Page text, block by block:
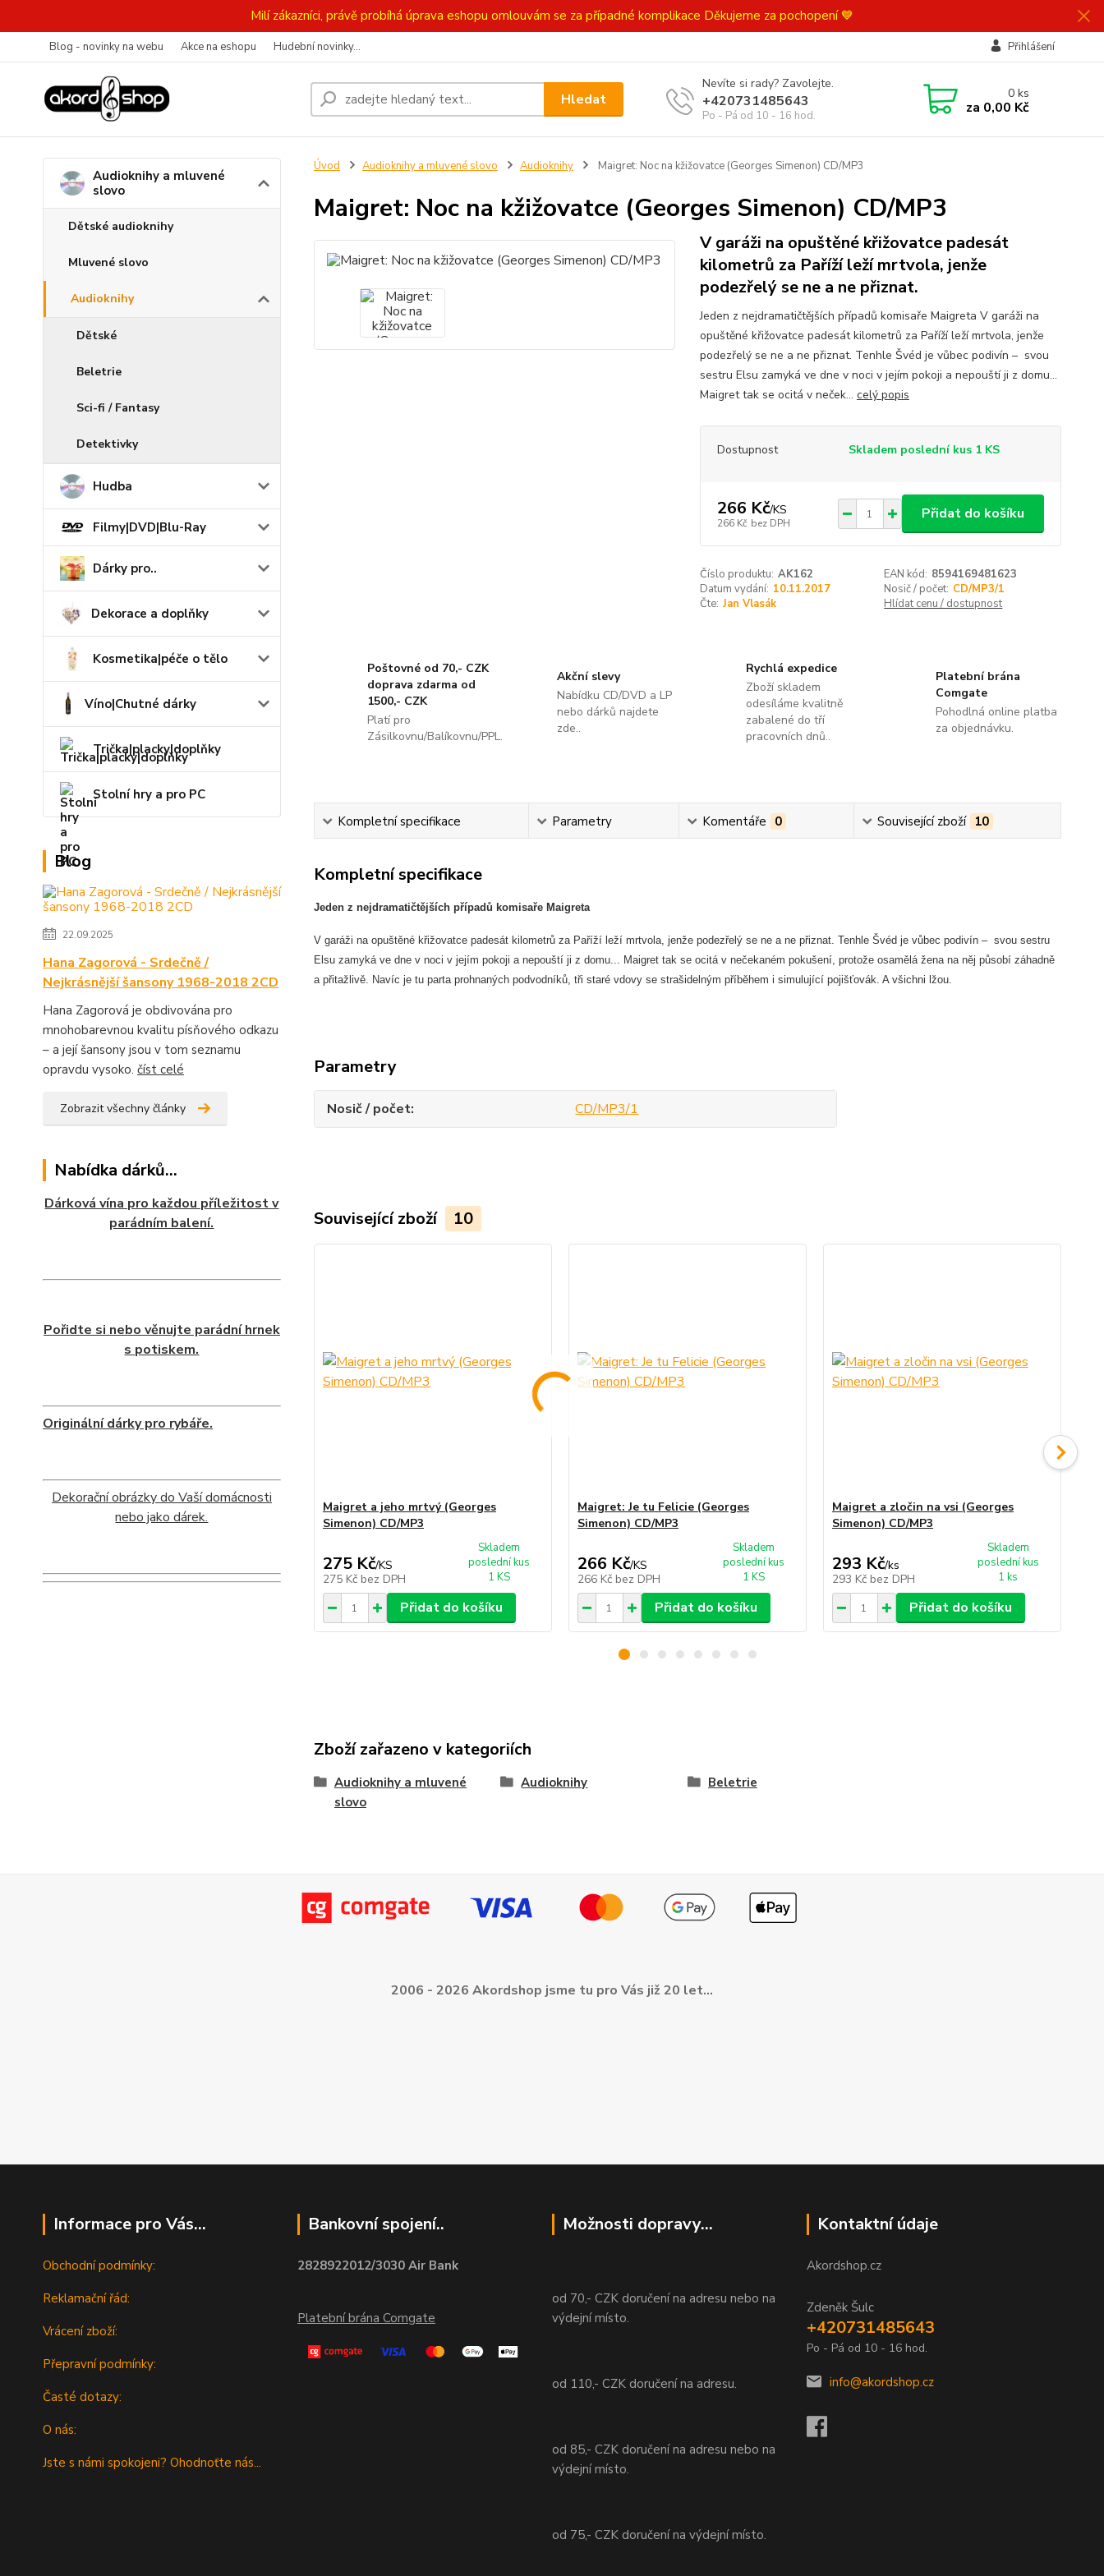
Milí zákazníci, právě probíhá úprava eshopu omlouvám se za případné komplikace Děkujeme za pochopení 💙
Blog - novinky na webu Akce na eshopu Hudební novinky... Přihlášení
Hledat
Nevíte si rady? Zavolejte.
+420731485643
Po - Pá od 10 - 16 hod.
0ks
za 0,00 Kč
Audioknihy a mluvené
slovo
Dětské audioknihy
Mluvené slovo
Audioknihy
Dětské
Beletrie
Sci-fi / Fantasy
Detektivky
Hudba
Filmy|DVD|Blu-Ray
Dárky pro..
Dekorace a doplňky
Kosmetika|péče o tělo
Víno|Chutné dárky
Trička|placky|doplňky
Stolní hry a pro PC
Blog
22.09.2025
Hana Zagorová - Srdečně /
Nejkrásnější šansony 1968-2018 2CD
Hana Zagorová je obdivována pro
mnohobarevnou kvalitu písňového odkazu
– a její šansony jsou v tom seznamu
opravdu vysoko. číst celé
Zobrazit všechny články
Nabídka dárků...
Dárková vína pro každou příležitost v
parádním balení.
Pořidte si nebo věnujte parádní hrnek
s potiskem.
Originální dárky pro rybáře.
Dekorační obrázky do Vaší domácnosti
nebo jako dárek.
Úvod Audioknihy a mluvené slovo Audioknihy Maigret: Noc na kžižovatce (Georges Simenon) CD/MP3
Maigret: Noc na kžižovatce (Georges Simenon) CD/MP3
V garáži na opuštěné křižovatce padesát
kilometrů za Paříží leží mrtvola, jenže
podezřelý se ne a ne přiznat.
Jeden z nejdramatičtějších případů komisaře Maigreta V garáži na
opuštěné křižovatce padesát kilometrů za Paříží leží mrtvola, jenže
podezřelý se ne a ne přiznat. Tenhle Švéd je vůbec podivín – svou
sestru Elsu zamyká ve dne v noci v jejím pokoji a nepouští ji z domu...
Maigret tak se ocitá v neček... celý popis
Dostupnost Skladem poslední kus 1 KS
266 Kč/KS
266 Kč bez DPH
Přidat do košíku
Číslo produktu: AK162 EAN kód: 8594169481623
Datum vydání: 10.11.2017 Nosič / počet: CD/MP3/1
Čte: Jan Vlasák Hlídat cenu / dostupnost
Poštovné od 70,- CZK
doprava zdarma od
1500,- CZK
Platí pro
Zásilkovnu/Balíkovnu/PPL.
Akční slevy
Nabídku CD/DVD a LP
nebo dárků najdete
zde..
Rychlá expedice
Zboží skladem
odesíláme kvalitně
zabalené do tří
pracovních dnů..
Platební brána
Comgate
Pohodlná online platba
za objednávku.
Kompletní specifikace Parametry Komentáře 0 Související zboží 10
Kompletní specifikace
Jeden z nejdramatičtějších případů komisaře Maigreta
V garáži na opuštěné křižovatce padesát kilometrů za Paříží leží mrtvola, jenže podezřelý se ne a ne přiznat. Tenhle Švéd je vůbec podivín – svou sestru
Elsu zamyká ve dne v noci v jejím pokoji a nepouští ji z domu... Maigret tak se ocitá v nečekaném pokušení, protože osamělá žena na něj působí záhadně
a přitažlivě. Navíc je tu parta prohnaných podvodníků, tři staré vdovy se strašidelným příběhem i simulující pojišťovák. A všichni lžou.
Parametry
Nosič / počet CD/MP3/1
Související zboží 10
Maigret a jeho mrtvý (Georges
Simenon) CD/MP3
275 Kč/KS
275 Kč bez DPH
Skladem
poslední kus
1 KS
Přidat do košíku
Maigret: Je tu Felicie (Georges
Simenon) CD/MP3
266 Kč/KS
266 Kč bez DPH
Skladem
poslední kus
1 KS
Přidat do košíku
Maigret a zločin na vsi (Georges
Simenon) CD/MP3
293 Kč/ks
293 Kč bez DPH
Skladem
poslední kus
1 ks
Přidat do košíku
Zboží zařazeno v kategoriích
Audioknihy a mluvené
slovo
Audioknihy Beletrie
2006 - 2026 Akordshop jsme tu pro Vás již 20 let...
Informace pro Vás...
Obchodní podmínky:
Reklamační řád:
Vrácení zboží:
Přepravní podmínky:
Časté dotazy:
O nás:
Jste s námi spokojeni? Ohodnoťte nás...
Bankovní spojení..
2828922012/3030 Air Bank
Platební brána Comgate
Možnosti dopravy...
od 70,- CZK doručení na adresu nebo na
výdejní místo.
od 110,- CZK doručení na adresu.
od 85,- CZK doručení na adresu nebo na
výdejní místo.
od 75,- CZK doručení na výdejní místo.
Kontaktní údaje
Akordshop.cz
Zdeněk Šulc
+420731485643
Po - Pá od 10 - 16 hod.
info@akordshop.cz